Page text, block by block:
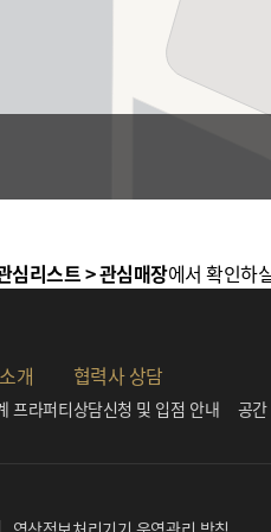
심리스트 > 관심매장에서 확인하
개
프라퍼티
협력사 상담
상담신청 및 입점 안내 공